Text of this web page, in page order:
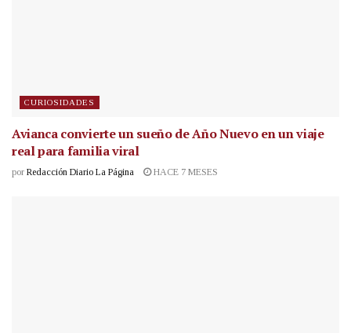
CURIOSIDADES
Avianca convierte un sueño de Año Nuevo en un viaje
real para familia viral
por Redacción Diario La Página HACE 7 MESES